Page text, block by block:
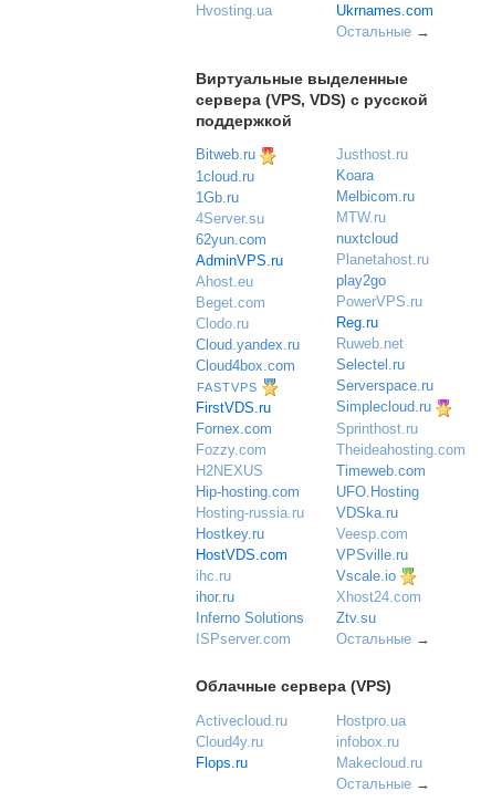
Hvosting.ua
Ukrnames.com
Остальные →
Виртуальные выделенные
сервера (VPS, VDS) с русской
поддержкой
Bitweb.ru
1cloud.ru
1Gb.ru
4Server.su
62yun.com
AdminVPS.ru
Ahost.eu
Beget.com
Clodo.ru
Cloud.yandex.ru
Cloud4box.com
FASTVPS
FirstVDS.ru
Fornex.com
Fozzy.com
H2NEXUS
Hip-hosting.com
Hosting-russia.ru
Hostkey.ru
HostVDS.com
ihc.ru
ihor.ru
Inferno Solutions
ISPserver.com
Justhost.ru
Koara
Melbicom.ru
MTW.ru
nuxtcloud
Planetahost.ru
play2go
PowerVPS.ru
Reg.ru
Ruweb.net
Selectel.ru
Serverspace.ru
Simplecloud.ru
Sprinthost.ru
Theideahosting.com
Timeweb.com
UFO.Hosting
VDSka.ru
Veesp.com
VPSville.ru
Vscale.io
Xhost24.com
Ztv.su
Остальные →
Облачные сервера (VPS)
Activecloud.ru
Cloud4y.ru
Flops.ru
Hostpro.ua
infobox.ru
Makecloud.ru
Остальные →